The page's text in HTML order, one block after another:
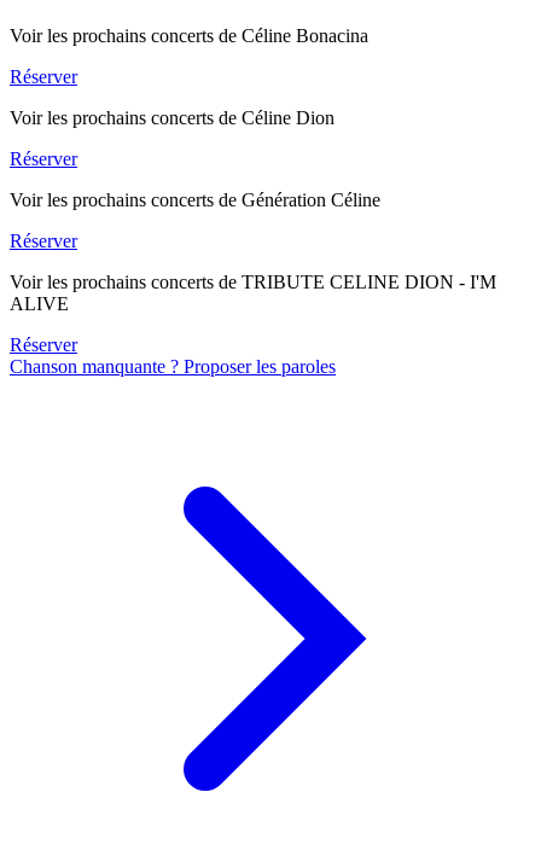
Voir les prochains concerts de Céline Bonacina
Réserver
Voir les prochains concerts de Céline Dion
Réserver
Voir les prochains concerts de Génération Céline
Réserver
Voir les prochains concerts de TRIBUTE CELINE DION - I'M
ALIVE
Réserver
Chanson manquante ? Proposer les paroles